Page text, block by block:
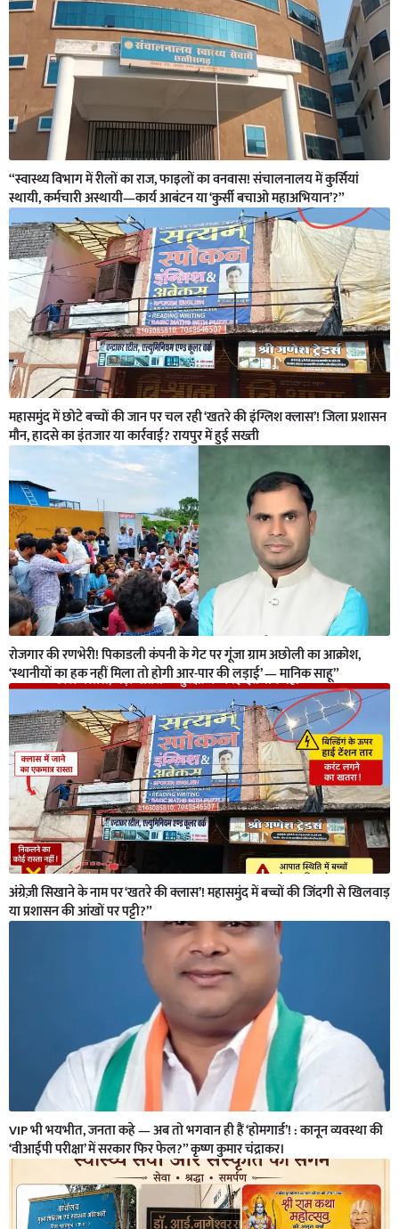
“स्वास्थ्य विभाग में रीलों का राज, फाइलों का वनवास! संचालनालय में कुर्सियां
स्थायी, कर्मचारी अस्थायी—कार्य आबंटन या ‘कुर्सी बचाओ महाअभियान’?”
महासमुंद में छोटे बच्चों की जान पर चल रही ‘खतरे की इंग्लिश क्लास’! जिला प्रशासन
मौन, हादसे का इंतजार या कार्रवाई? रायपुर में हुई सख्ती
रोजगार की रणभेरी! पिकाडली कंपनी के गेट पर गूंजा ग्राम अछोली का आक्रोश,
‘स्थानीयों का हक नहीं मिला तो होगी आर-पार की लड़ाई’ — मानिक साहू”
अंग्रेज़ी सिखाने के नाम पर ‘खतरे की क्लास’! महासमुंद में बच्चों की जिंदगी से खिलवाड़
या प्रशासन की आंखों पर पट्टी?”
VIP भी भयभीत, जनता कहे — अब तो भगवान ही हैं ‘होमगार्ड’! : कानून व्यवस्था की
‘वीआईपी परीक्षा’ में सरकार फिर फेल?” कृष्ण कुमार चंद्राकर।